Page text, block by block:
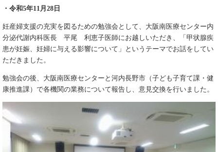
・令和5年11月28日
妊産婦支援の充実を図るための勉強会として、大阪南医療センター内
分泌代謝内科医長 平尾 利恵子医師にお越しいただき、「甲状腺疾
患が妊娠、妊婦に与える影響について」というテーマでお話をしてい
ただきました。
勉強会の後、大阪南医療センターと河内長野市（子ども子育て課・健
康推進課）で各機関の業務について報告し、意見交換を行いました。